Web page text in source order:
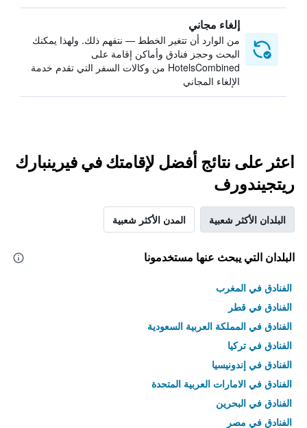
إلغاء مجاني
من الوارد أن تتغير الخطط — نتفهم ذلك. ولهذا يمكنك
البحث وحجز فنادق وأماكن إقامة على
HotelsCombined من وكالات السفر التي تقدم خدمة
الإلغاء المجاني
اعثر على نتائج أفضل لإقامتك في فيرينبارك
ريتجيندورف
البلدان الأكثر شعبية المدن الأكثر شعبية
البلدان التي يبحث عنها مستخدمونا
الفنادق في المغرب
الفنادق في قطر
الفنادق في المملكة العربية السعودية
الفنادق في تركيا
الفنادق في إندونيسيا
الفنادق في الامارات العربية المتحدة
الفنادق في البحرين
الفنادق في مصر